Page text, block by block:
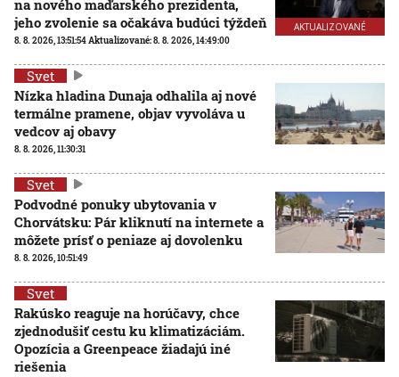
AKTUALIZOVANÉ
na nového maďarského prezidenta,
jeho zvolenie sa očakáva budúci týždeň
8. 8. 2026, 13:51:54Aktualizované:8. 8. 2026, 14:49:00
Svet
Nízka hladina Dunaja odhalila aj nové
termálne pramene, objav vyvoláva u
vedcov aj obavy
8. 8. 2026, 11:30:31
Svet
Podvodné ponuky ubytovania v
Chorvátsku: Pár kliknutí na internete a
môžete prísť o peniaze aj dovolenku
8. 8. 2026, 10:51:49
Svet
Rakúsko reaguje na horúčavy, chce
zjednodušiť cestu ku klimatizáciám.
Opozícia a Greenpeace žiadajú iné
riešenia